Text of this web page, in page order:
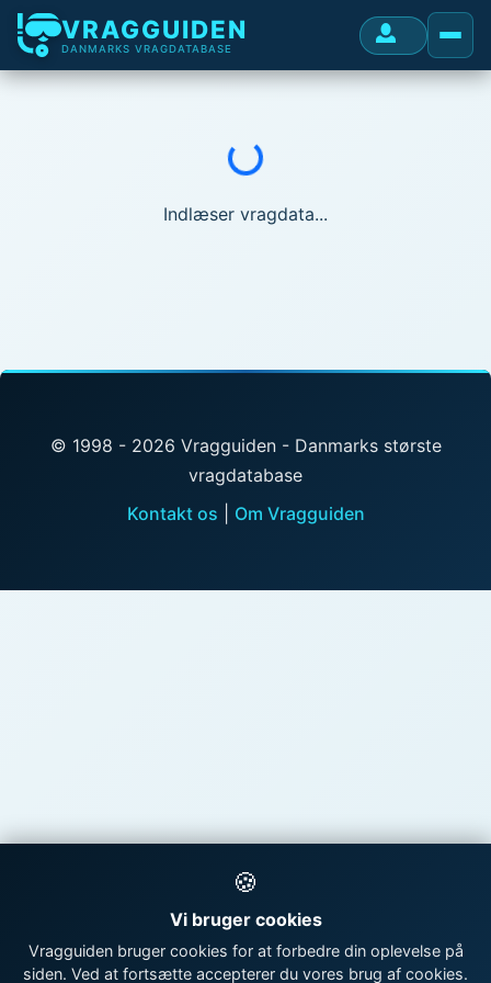
VRAGGUIDEN
DANMARKS VRAGDATABASE
Indlæser...
Indlæser vragdata...
© 1998 - 2026 Vragguiden - Danmarks største
vragdatabase
Kontakt os
Om Vragguiden
🍪
Vi bruger cookies
Vragguiden bruger cookies for at forbedre din oplevelse på
siden. Ved at fortsætte accepterer du vores brug af cookies.